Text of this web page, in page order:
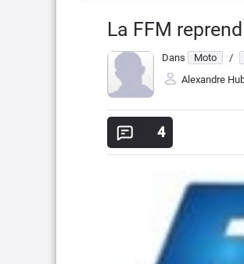
La FFM
Dans Moto /
Alexandre
4